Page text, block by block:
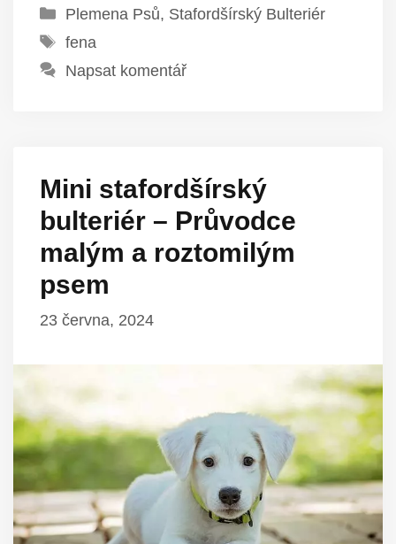
Rubriky
Plemena Psů, Stafordšírský Bulteriér
Štítky
fena
Napsat komentář
Mini stafordšírský
bulteriér – Průvodce
malým a roztomilým
psem
23 června, 2024